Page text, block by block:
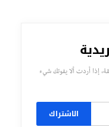
إذا أردت ألا يفوتك شيء
الاشتراك